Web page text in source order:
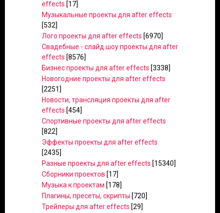
effects [17]
Музыкальные проекты для after effects
[532]
Лого проекты для after effects [6970]
Свадебные - слайд шоу проекты для after
effects [8576]
Бизнес проекты для after effects [3338]
Новогодние проекты для after effects
[2251]
Новости, трансляция проекты для after
effects [454]
Спортивные проекты для after effects
[822]
Эффекты проекты для after effects
[2435]
Разные проекты для after effects [15340]
Сборники проектов [17]
Музыка к проектам [178]
Плагины, пресеты, скрипты [720]
Трейлеры для after effects [29]